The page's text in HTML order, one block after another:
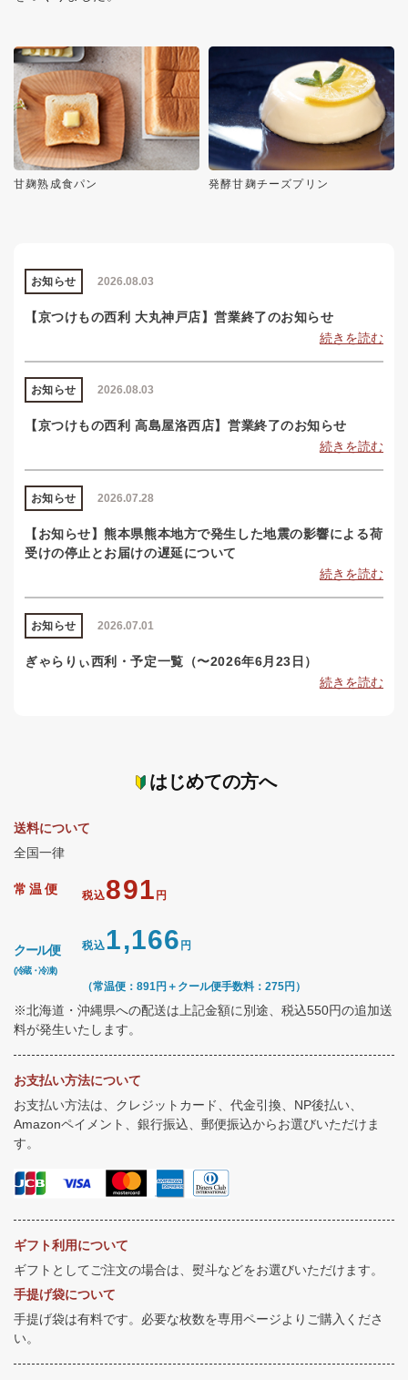
甘麹熟成食パン 発酵甘麹チーズプリン
2026.08.03
お知らせ
【京つけもの西利 大丸神戸店】営業終了のお知らせ
続きを読む
2026.08.03
お知らせ
【京つけもの西利 高島屋洛西店】営業終了のお知らせ
続きを読む
2026.07.28
お知らせ
【お知らせ】熊本県熊本地方で発生した地震の影響による荷
受けの停止とお届けの遅延について
続きを読む
2026.07.01
お知らせ
ぎゃらりぃ西利・予定一覧（〜2026年6月23日）
続きを読む
はじめての方へ
送料について
全国一律
常温便 税込891 円
クール便
(冷蔵・冷凍)
税込1,166 円
（常温便：891円＋クール便手数料：275円）
※北海道・沖縄県への配送は上記金額に別途、税込550円の追加送
料が発生いたします。
お支払い方法について
お支払い方法は、クレジットカード、代金引換、NP後払い、
Amazonペイメント、銀行振込、郵便振込からお選びいただけま
す。
ギフト利用について
ギフトとしてご注文の場合は、熨斗などをお選びいただけます。
手提げ袋について
手提げ袋は有料です。必要な枚数を専用ページよりご購入くださ
い。